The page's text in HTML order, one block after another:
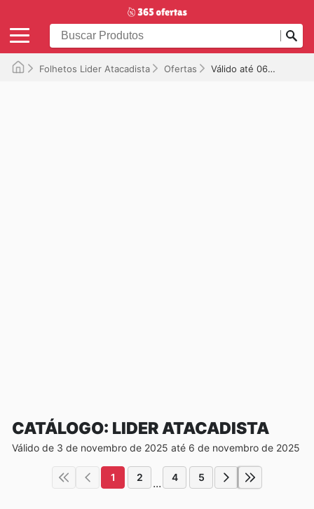
Folhetos Lider Atacadista Ofertas Válido até 06/11/2025
CATÁLOGO: LIDER ATACADISTA
Válido de 3 de novembro de 2025 até 6 de novembro de 2025
1 2 ... 4 5